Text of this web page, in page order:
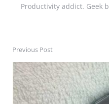
Productivity addict. Geek
Post
navigation
Previous Post